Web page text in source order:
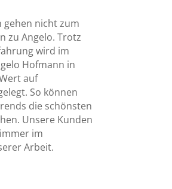
gehen nicht zum
zu Angelo. Trotz
wird im
Hofmann in
auf
So können
die schönsten
Unsere Kunden
im
Arbeit.